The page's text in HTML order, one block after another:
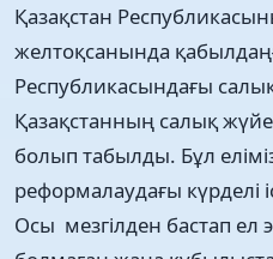
Қазақстан
желтоқсанында
Республикасындағы
Қазақстанның салық
болып табылды. Бұл
реформалаудағы күрделі
Осы мезгілден бастап